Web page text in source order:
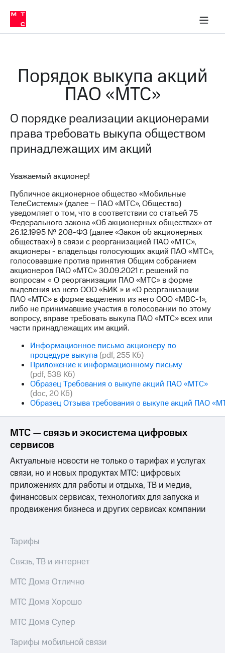
Медиа-центр
и акционерам
Устойчивое развитие
Комплаенс и деловая этика
компании
в МТС
История
Руководство
региона
Правовая
Медиа-центр
Пресс-
релизы
МТС
о технологиях
Достижения
Интервью
Финансовая
отчетность
Новости
в
регионе
и акционерам
Корпоративное
управление
Корпоративный
секретарь
информации
Информация
акционерам
Документы
ПАО
"МТС"
акционера
Акционерный
капитал
Контроль
аудит
Рынок
акций
Описание
Пресс-
релизы
МТС
о технологиях
Порядок выкупа акций
ПАО «МТС»
О порядке реализации акционерами
права требовать выкупа обществом
принадлежащих им акций
Уважаемый акционер!
Публичное акционерное общество «Мобильные
ТелеСистемы» (далее – ПАО «МТС», Общество)
уведомляет о том, что в соответствии со статьей 75
Федерального закона «Об акционерных обществах» от
26.12.1995 № 208-ФЗ (далее «Закон об акционерных
обществах») в связи с реорганизацией ПАО «МТС»,
акционеры - владельцы голосующих акций ПАО «МТС»,
голосовавшие против принятия Общим собранием
акционеров ПАО «МТС» 30.09.2021 г. решений по
вопросам « О реорганизации ПАО «МТС» в форме
выделения из него ООО «БИК » и «О реорганизации
ПАО «МТС» в форме выделения из него ООО «МВС-1»,
либо не принимавшие участия в голосовании по этому
вопросу, вправе требовать выкупа ПАО «МТС» всех или
части принадлежащих им акций.
Информационное письмо акционеру по
процедуре выкупа (pdf, 255 Кб)
Приложение к информационному письму
(pdf, 538 Кб)
Образец Требования о выкупе акций ПАО «МТС»
(doc, 20 Кб)
Образец Отзыва требования о выкупе акций ПАО
МТС — связь и экосистема цифровых
сервисов
Актуальные новости не только о тарифах и услугах
связи, но и новых продуктах МТС: цифровых
приложениях для работы и отдыха, ТВ и медиа,
финансовых сервисах, технологиях для запуска и
продвижения бизнеса и других сервисах компании
Тарифы
Связь, ТВ и интернет
МТС Дома Отлично
МТС Дома Хорошо
МТС Дома Супер
Тарифы мобильной связи